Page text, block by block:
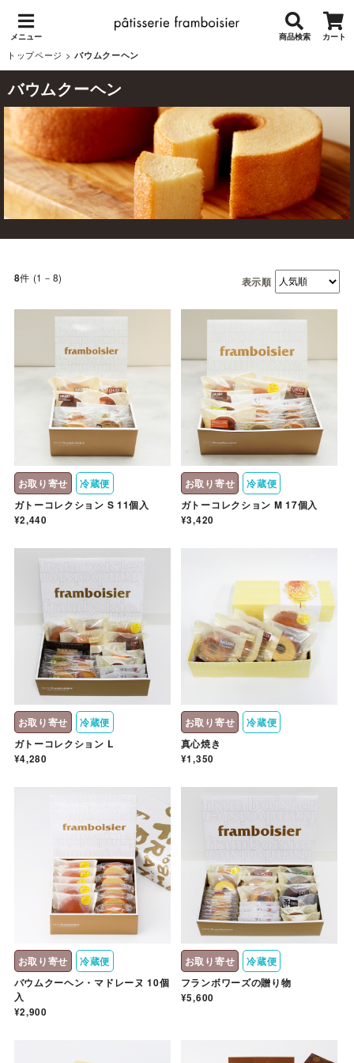
メニュー 商品検索 カート
トップページ >バウムクーヘン
バウムクーヘン
8件 (1－8) 表示順
お取り寄せ
冷蔵便
ガトーコレクション S 11個入
¥2,440
お取り寄せ
冷蔵便
ガトーコレクション M 17個入
¥3,420
お取り寄せ
冷蔵便
ガトーコレクション L
¥4,280
お取り寄せ
冷蔵便
真心焼き
¥1,350
お取り寄せ
冷蔵便
バウムクーヘン・マドレーヌ 10個
入
¥2,900
お取り寄せ
冷蔵便
フランボワーズの贈り物
¥5,600